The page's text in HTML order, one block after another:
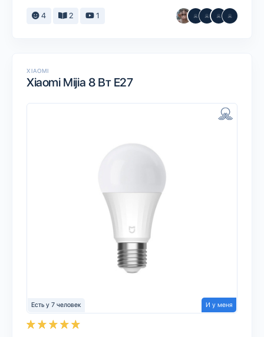
4 2 1
XIAOMI
Xiaomi Mijia 8 Вт E27
Есть у 7 человек И у меня